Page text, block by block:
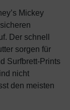
Mickey
Der schnell
sorgen für
Surfbrett-Prints
nicht
den meisten